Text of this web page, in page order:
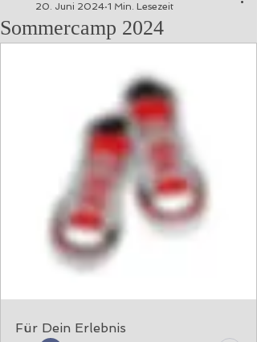
Sommercamp 2024
20. Juni 2024 1 Min. Lesezeit
Für Dein Erlebnis